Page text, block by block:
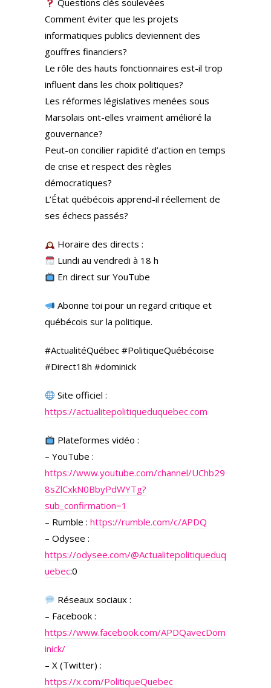
Questions clés soulevées
Comment éviter que les projets
informatiques publics deviennent des
gouffres financiers?
Le rôle des hauts fonctionnaires est-il trop
influent dans les choix politiques?
Les réformes législatives menées sous
Marsolais ont-elles vraiment amélioré la
gouvernance?
Peut-on concilier rapidité d’action en temps
de crise et respect des règles
démocratiques?
L’État québécois apprend-il réellement de
ses échecs passés?
Horaire des directs :
Lundi au vendredi à 18 h
En direct sur YouTube
Abonne toi pour un regard critique et
québécois sur la politique.
#ActualitéQuébec #PolitiqueQuébécoise
#Direct18h #dominick
Site officiel :
https://actualitepolitiqueduquebec.com
Plateformes vidéo :
– YouTube :
https://www.youtube.com/channel/UChb29
8sZlCxkN0BbyPdWYTg?
sub_confirmation=1
– Rumble : https://rumble.com/c/APDQ
– Odysee :
https://odysee.com/@Actualitepolitiqueduq
uebec:0
Réseaux sociaux :
– Facebook :
https://www.facebook.com/APDQavecDom
inick/
– X (Twitter) :
https://x.com/PolitiqueQuebec